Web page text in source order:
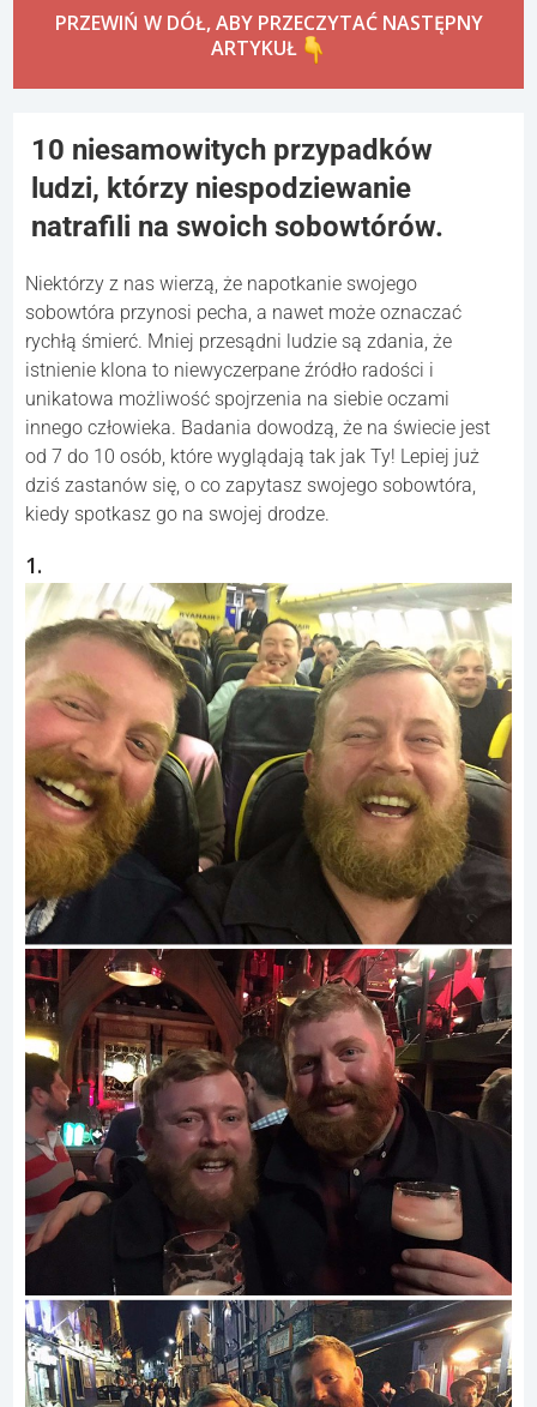
PRZEWIŃ W DÓŁ, ABY PRZECZYTAĆ NASTĘPNY
ARTYKUŁ
10 niesamowitych przypadków
ludzi, którzy niespodziewanie
natrafili na swoich sobowtórów.
Niektórzy z nas wierzą, że napotkanie swojego
sobowtóra przynosi pecha, a nawet może oznaczać
rychłą śmierć. Mniej przesądni ludzie są zdania, że
istnienie klona to niewyczerpane źródło radości i
unikatowa możliwość spojrzenia na siebie oczami
innego człowieka. Badania dowodzą, że na świecie jest
od 7 do 10 osób, które wyglądają tak jak Ty! Lepiej już
dziś zastanów się, o co zapytasz swojego sobowtóra,
kiedy spotkasz go na swojej drodze.
1.